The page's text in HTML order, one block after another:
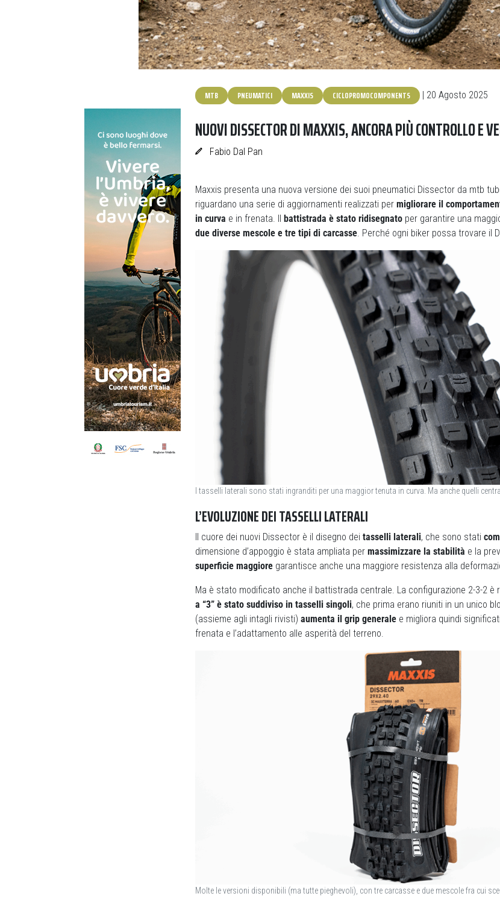
MTB PNEUMATICI MAXXIS CICLOPROMOCOMPONENTS | 20 Agosto 2025
NUOVI DISSECTOR DI MAXXIS, ANCORA PIÙ CONTROLLO E
Fabio Dal Pan
Maxxis presenta una nuova versione dei suoi pneumatici Dissector da mtb
riguardano una serie di aggiornamenti realizzati per migliorare il
in curva e in frenata. Il battistrada è stato ridisegnato per garantire una
due diverse mescole e tre tipi di carcasse. Perché ogni biker possa trovare il
I tasselli laterali sono stati ingranditi per una maggior tenuta in curva. Ma anche quelli
L’EVOLUZIONE DEI TASSELLI LATERALI
Il cuore dei nuovi Dissector è il disegno dei tasselli laterali, che sono stati
dimensione d’appoggio è stata ampliata per massimizzare la stabilità e la
superficie maggiore garantisce anche una maggiore resistenza alla
Ma è stato modificato anche il battistrada centrale. La configurazione 2-3-2 è
a “3” è stato suddiviso in tasselli singoli, che prima erano riuniti in un unico
(assieme agli intagli rivisti) aumenta il grip generale e migliora quindi
frenata e l’adattamento alle asperità del terreno.
Molte le versioni disponibili (ma tutte pieghevoli), con tre carcasse e due mescole fra cui